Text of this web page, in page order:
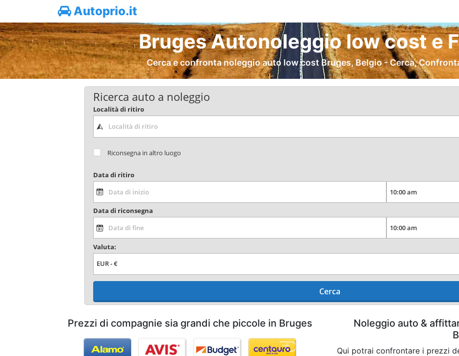
Autoprio.it
Bruges Autonoleggio low cost e
Cerca e confronta noleggio auto low cost Bruges, Belgio - Cerca,
Ricerca auto a noleggio
Località di ritiro
Riconsegna in altro luogo
Data di ritiro
Data di riconsegna
Valuta:
Cerca
Prezzi di compagnie sia grandi che piccole in Bruges
Noleggio auto &
Qui potrai confrontare i prezzi